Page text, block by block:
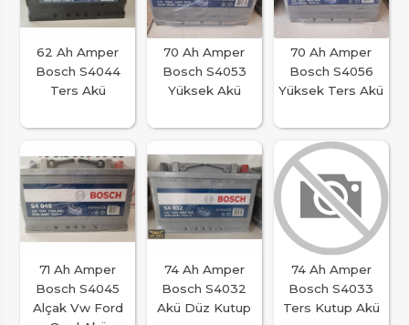
62 Ah Amper
Bosch S4044
Ters Akü
70 Ah Amper
Bosch S4053
Yüksek Akü
70 Ah Amper
Bosch S4056
Yüksek Ters Akü
71 Ah Amper
Bosch S4045
Alçak Vw Ford
74 Ah Amper
Bosch S4032
Akü Düz Kutup
74 Ah Amper
Bosch S4033
Ters Kutup Akü